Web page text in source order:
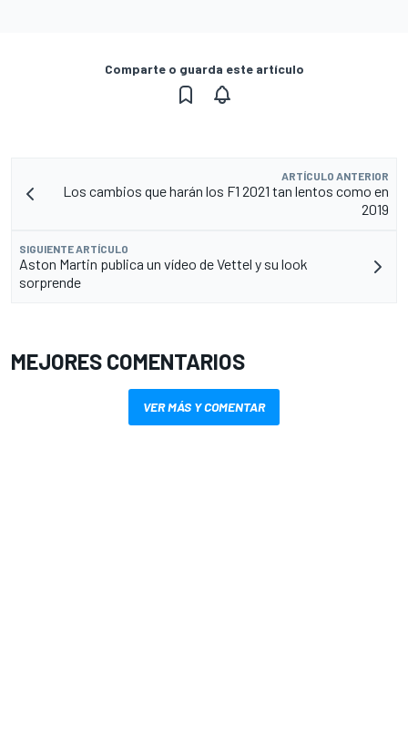
Comparte o guarda este artículo
ARTÍCULO ANTERIOR
Los cambios que harán los F1 2021 tan lentos como en
2019
SIGUIENTE ARTÍCULO
Aston Martin publica un vídeo de Vettel y su look
sorprende
MEJORES COMENTARIOS
VER MÁS Y COMENTAR